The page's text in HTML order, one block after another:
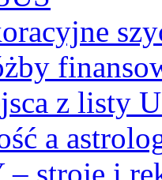
z listy
a
– stroje i